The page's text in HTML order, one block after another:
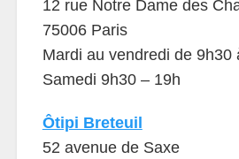
12 rue Notre Dame des
75006 Paris
Mardi au vendredi de 9h30
Samedi 9h30 – 19h
Ôtipi Breteuil
52 avenue de Saxe